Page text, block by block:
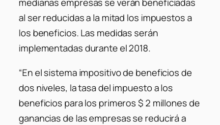
medianas empresas se verán beneficiadas
al ser reducidas a la mitad los impuestos a
los beneficios. Las medidas serán
implementadas durante el 2018.
“En el sistema impositivo de beneficios de
dos niveles, la tasa del impuesto a los
beneficios para los primeros $ 2 millones de
ganancias de las empresas se reducirá a